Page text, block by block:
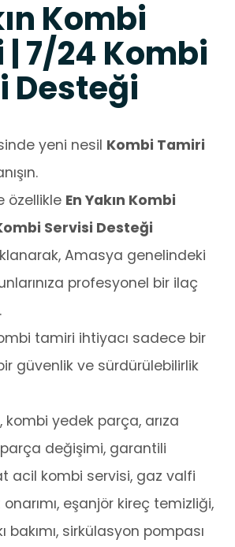
Kombi
7/24 Kombi
Desteği
yeni nesil Kombi Tamiri
özellikle En Yakın Kombi
Servisi Desteği
Amasya genelindeki
profesyonel bir ilaç
tamiri ihtiyacı sadece bir
güvenlik ve sürdürülebilirlik
kombi yedek parça, arıza
parça değişimi, garantili
acil kombi servisi, gaz valfi
eşanjör kireç temizliği,
bakımı, sirkülasyon pompası